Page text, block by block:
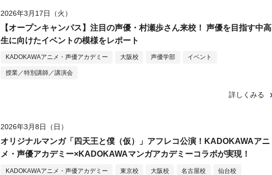
2026年3月17日（火）
【オープンキャンパス】注目の声優・村瀬歩さん来校！ 声優を目指す中高
生に向けたイベントの模様をレポート
KADOKAWAアニメ・声優アカデミー 大阪校 声優学部 イベント
授業／特別講師／講演会
詳しくみる
2026年3月8日（日）
オリジナルマンガ「四天王と僕（仮）」アフレコ公演！KADOKAWAアニ
メ・声優アカデミー×KADOKAWAマンガアカデミーコラボが実現！
KADOKAWAアニメ・声優アカデミー 東京校 大阪校 名古屋校 仙台校